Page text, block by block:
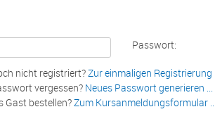
Passwort:
nicht registriert?Zur einmaligen Registrierung ...
vergessen? Neues Passwort generieren ...
Gast bestellen?Zum Kursanmeldungsformular ...